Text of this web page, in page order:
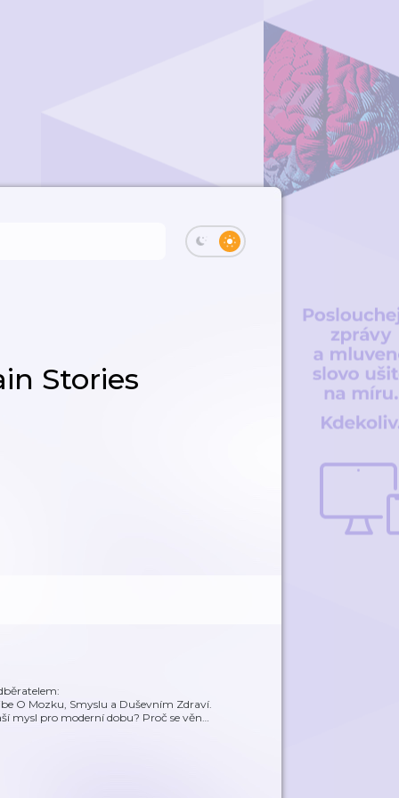
Stories
O Mozku, Smyslu a Duševním Zdraví.
mysl pro moderní dobu? Proč se věn…